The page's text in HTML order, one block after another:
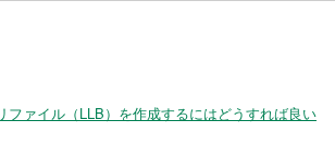
ファイル（LLB）を作成するにはどうすれば良い